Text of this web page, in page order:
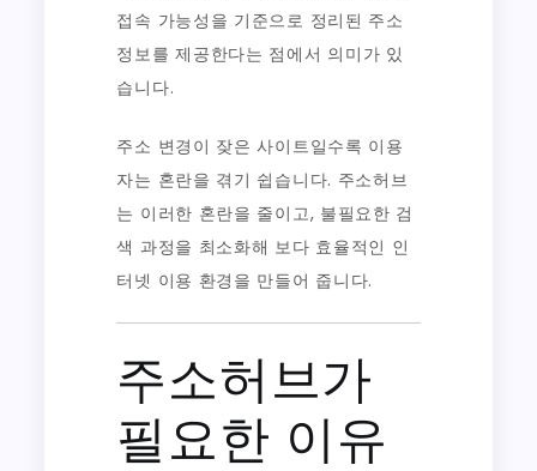
접속 가능성을 기준으로 정리된 주소
정보를 제공한다는 점에서 의미가 있
습니다.
주소 변경이 잦은 사이트일수록 이용
자는 혼란을 겪기 쉽습니다. 주소허브
는 이러한 혼란을 줄이고, 불필요한 검
색 과정을 최소화해 보다 효율적인 인
터넷 이용 환경을 만들어 줍니다.
주소허브가
필요한 이유